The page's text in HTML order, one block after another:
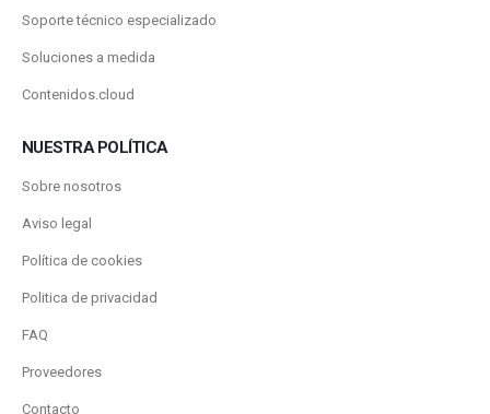
Soporte técnico especializado
Soluciones a medida
Contenidos.cloud
NUESTRA POLÍTICA
Sobre nosotros
Aviso legal
Política de cookies
Politica de privacidad
FAQ
Proveedores
Contacto